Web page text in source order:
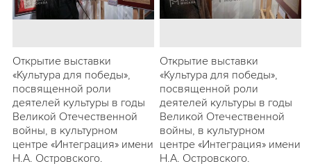
Открытие выставки
«Культура для победы»,
посвященной роли
деятелей культуры в годы
Великой Отечественной
войны, в культурном
центре «Интеграция» имени
Н.А. Островского.
Открытие выставки
«Культура для победы»,
посвященной роли
деятелей культуры в годы
Великой Отечественной
войны, в культурном
центре «Интеграция» имени
Н.А. Островского.